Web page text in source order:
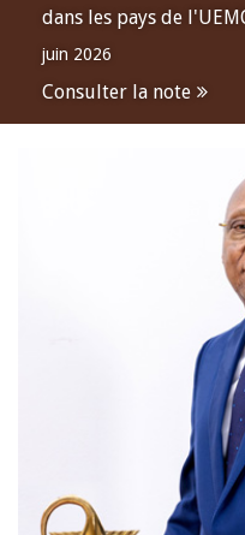
dans les pays de
juin 2026
Consulter la note